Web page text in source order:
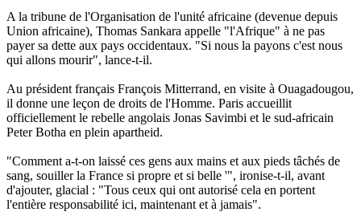
A la tribune de l'Organisation de l'unité africaine (devenue depuis
Union africaine), Thomas Sankara appelle "l'Afrique" à ne pas
payer sa dette aux pays occidentaux. "Si nous la payons c'est nous
qui allons mourir", lance-t-il.
Au président français François Mitterrand, en visite à Ouagadougou,
il donne une leçon de droits de l'Homme. Paris accueillit
officiellement le rebelle angolais Jonas Savimbi et le sud-africain
Peter Botha en plein apartheid.
"Comment a-t-on laissé ces gens aux mains et aux pieds tâchés de
sang, souiller la France si propre et si belle '", ironise-t-il, avant
d'ajouter, glacial : "Tous ceux qui ont autorisé cela en portent
l'entière responsabilité ici, maintenant et à jamais".